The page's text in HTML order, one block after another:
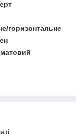
горизонтальне